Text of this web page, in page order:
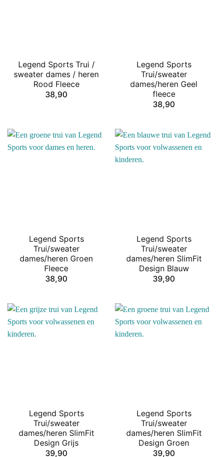
Legend Sports Trui /
sweater dames / heren
Rood Fleece
38,90
Legend Sports
Trui/sweater
dames/heren Geel
fleece
38,90
Legend Sports
Trui/sweater
dames/heren Groen
Fleece
38,90
Legend Sports
Trui/sweater
dames/heren SlimFit
Design Blauw
39,90
Legend Sports
Trui/sweater
dames/heren SlimFit
Design Grijs
39,90
Legend Sports
Trui/sweater
dames/heren SlimFit
Design Groen
39,90